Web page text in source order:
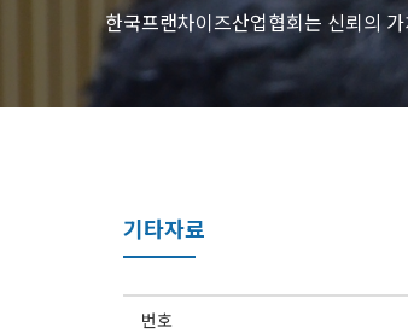
한국프랜차이즈산업협회는 신뢰의
기타자료
번호